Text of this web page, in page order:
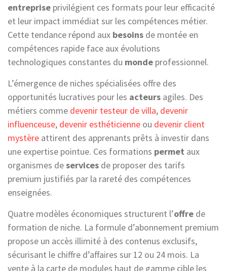
entreprise privilégient ces formats pour leur efficacité
et leur impact immédiat sur les compétences métier.
Cette tendance répond aux besoins de montée en
compétences rapide face aux évolutions
technologiques constantes du monde professionnel.
L’émergence de niches spécialisées offre des
opportunités lucratives pour les acteurs agiles. Des
métiers comme devenir testeur de villa, devenir
influenceuse, devenir esthéticienne ou devenir client
mystère attirent des apprenants prêts à investir dans
une expertise pointue. Ces formations permet aux
organismes deservices de proposer des tarifs
premium justifiés par la rareté des compétences
enseignées.
Quatre modèles économiques structurent l’offre de
formation de niche. La formule d’abonnement premium
propose un accès illimité à des contenus exclusifs,
sécurisant le chiffre d’affaires sur 12 ou 24 mois. La
vente à la carte de modules haut de gamme cible les